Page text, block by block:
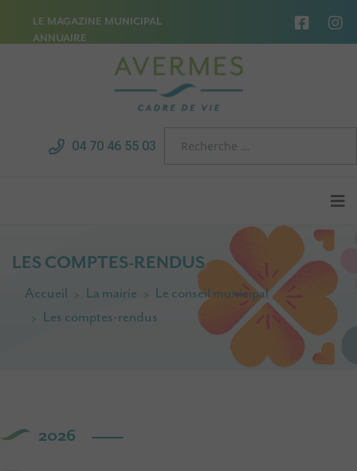
LE MAGAZINE MUNICIPAL
ANNUAIRE
04 70 46 55 03
LES COMPTES-RENDUS
Accueil La mairie
Le conseil municipal
Les comptes-rendus
2026